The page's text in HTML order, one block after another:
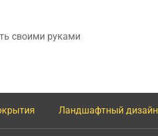
своими руками
Ландшафтный дизайн